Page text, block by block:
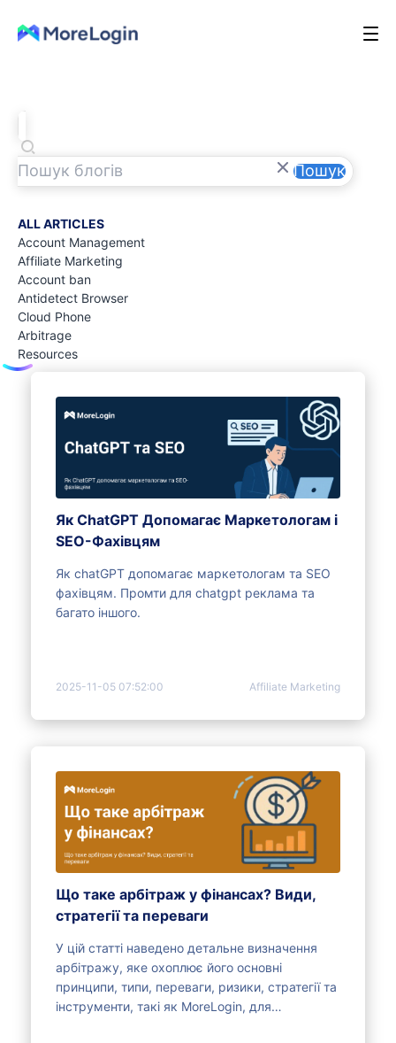
Пошук
ALL ARTICLES
Account Management
Affiliate Marketing
Account ban
Antidetect Browser
Cloud Phone
Arbitrage
Resources
Як ChatGPT Допомагає Маркетологам і
SEO-Фахівцям
Як chatGPT допомагає маркетологам та SEO
фахівцям. Промти для chatgpt реклама та
багато іншого.
2025-11-05 07:52:00 Affiliate Marketing
Що таке арбітраж у фінансах? Види,
стратегії та переваги
У цій статті наведено детальне визначення
арбітражу, яке охоплює його основні
принципи, типи, переваги, ризики, стратегії та
інструменти, такі як MoreLogin, для